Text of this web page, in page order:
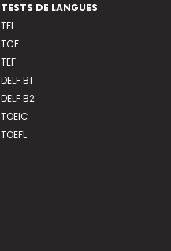
TESTS DE LANGUES
TFI
TCF
TEF
DELF B1
DELF B2
TOEIC
TOEFL